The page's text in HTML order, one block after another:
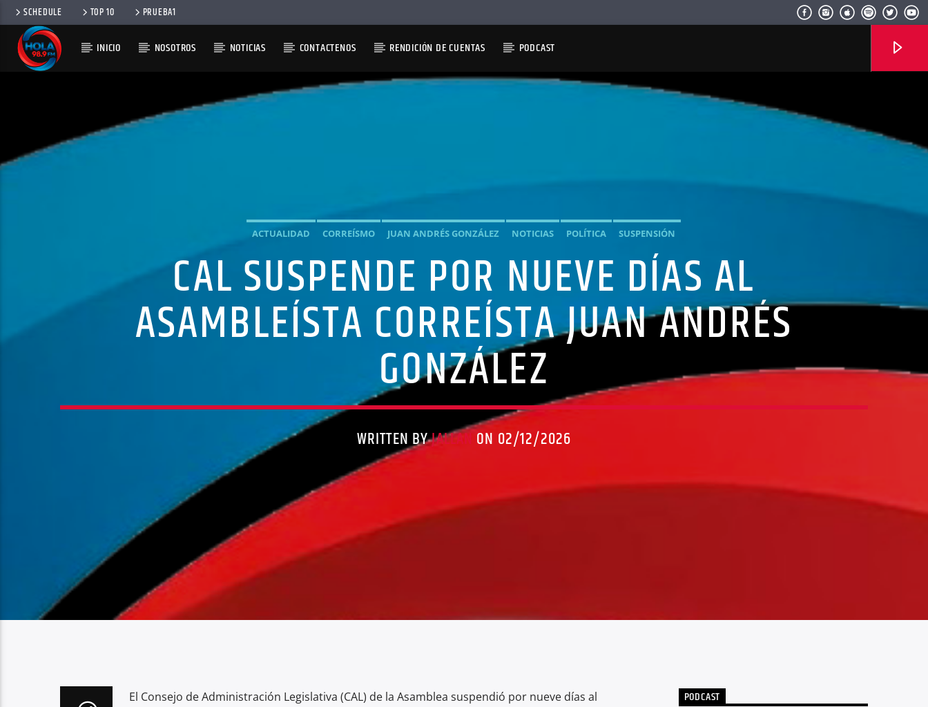
SCHEDULE TOP 10 PRUEBA1
INICIO NOSOTROS NOTICIAS CONTACTENOS RENDICIÓN DE CUENTAS PODCAST
ACTUALIDAD CORREÍSMO JUAN ANDRÉS GONZÁLEZ NOTICIAS POLÍTICA SUSPENSIÓN
CAL SUSPENDE POR NUEVE DÍAS AL
ASAMBLEÍSTA CORREÍSTA JUAN ANDRÉS
GONZÁLEZ
WRITTEN BYJALLAN ON 02/12/2026
El Consejo de Administración Legislativa (CAL) de la Asamblea suspendió por nueve días al
PODCAST